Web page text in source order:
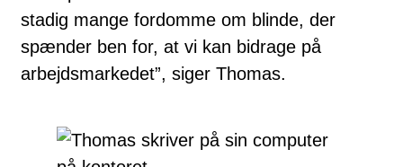
stadig mange fordomme om blinde, der
spænder ben for, at vi kan bidrage på
arbejdsmarkedet”, siger Thomas.